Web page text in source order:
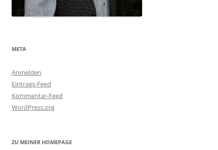
META
Anmelden
Eintrags-Feed
Kommentar-Feed
WordPress.org
ZU MEINER HOMEPAGE